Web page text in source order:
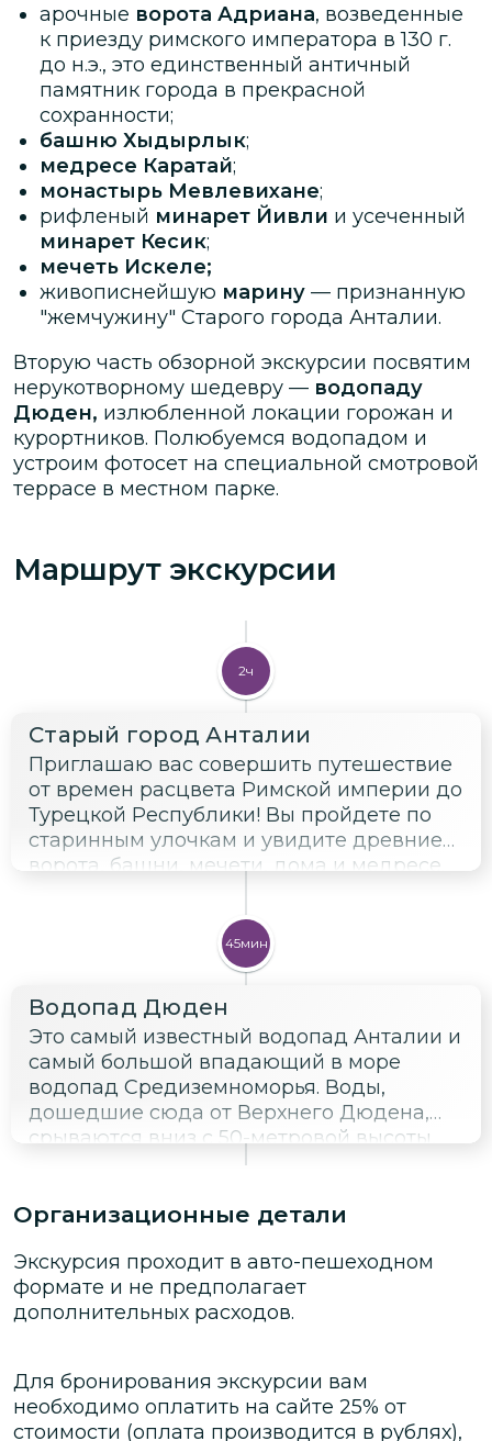
арочные ворота Адриана, возведенные
к приезду римского императора в 130 г.
до н.э., это единственный античный
памятник города в прекрасной
сохранности;
башню Хыдырлык;
медресе Каратай;
монастырь Мевлевихане;
рифленый минарет Йивли и усеченный
минарет Кесик;
мечеть Искеле;
живописнейшую марину — признанную
"жемчужину" Старого города Анталии.
Вторую часть обзорной экскурсии посвятим
нерукотворному шедевру — водопаду
Дюден, излюбленной локации горожан и
курортников. Полюбуемся водопадом и
устроим фотосет на специальной смотровой
террасе в местном парке.
Маршрут экскурсии
2ч
Старый город Анталии
Приглашаю вас совершить путешествие
от времен расцвета Римской империи до
Турецкой Республики! Вы пройдете по
старинным улочкам и увидите древние
ворота, башни, мечети, дома и медресе.
Античности, ознакомлю с культурой и
традициями турецкого народа.
45мин
Водопад Дюден
Это самый известный водопад Анталии и
самый большой впадающий в море
водопад Средиземноморья. Воды,
дошедшие сюда от Верхнего Дюдена,
срываются вниз с 50-метровой высоты,
создавая сильнейший шум, который
Водопад Дюден — самый зрелищный
Организационные детали
Экскурсия проходит в авто-пешеходном
формате и не предполагает
дополнительных расходов.
Для бронирования экскурсии вам
необходимо оплатить на сайте 25% от
стоимости (оплата производится в рублях),